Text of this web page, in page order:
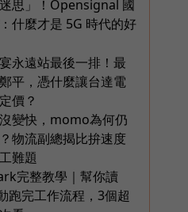
思」！Opensignal 國
什麼才是 5G 時代的好
永遠站最後一排！最
平，憑什麼讓台達電
價？
變快，momo為何仍
物流副總揭比拚速度
難題
完整教學｜幫你讀
跑完工作流程，3個超